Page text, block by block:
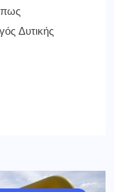
Δυτικής